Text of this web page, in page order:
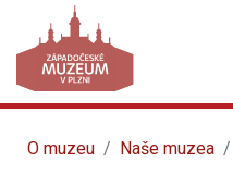
O muzeu Naše muzea